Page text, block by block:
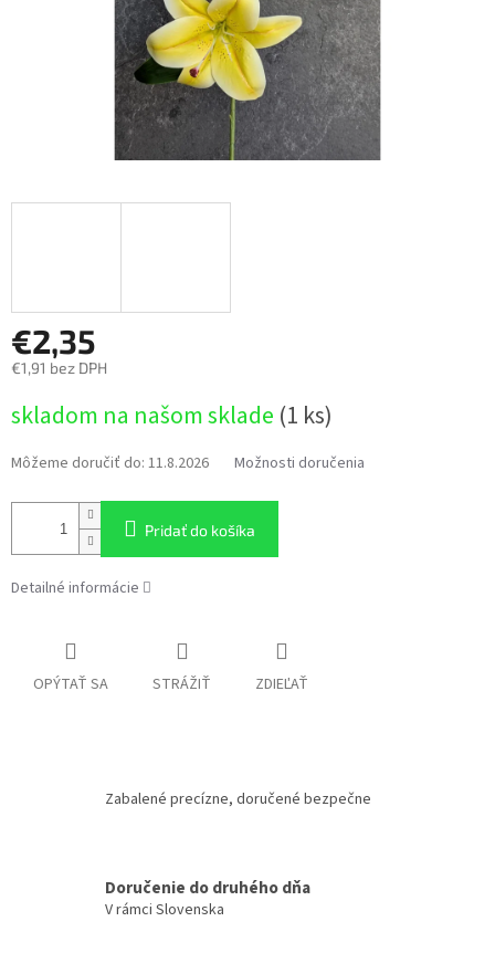
€2,35
€1,91 bez DPH
cena:
skladom na našom sklade (1 ks)
Môžeme doručiť do: 11.8.2026 Možnosti doručenia
Pridať do košíka
Detailné informácie
OPÝTAŤ SA STRÁŽIŤ ZDIEĽAŤ
Zabalené precízne, doručené bezpečne
Doručenie do druhého dňa
V rámci Slovenska